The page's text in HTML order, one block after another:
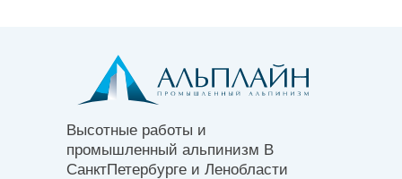
Высотные работы и
промышленный альпинизм В
СанктПетербурге и Ленобласти